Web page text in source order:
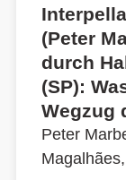
(Peter
durch
(SP):
Wegzug
Peter